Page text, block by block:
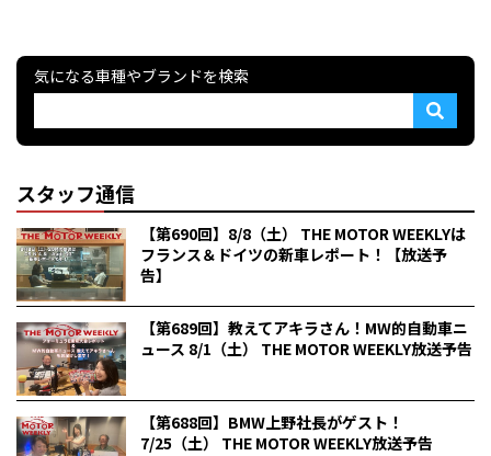
気になる車種やブランドを検索
スタッフ通信
【第690回】8/8（土） THE MOTOR WEEKLYは
フランス＆ドイツの新車レポート！【放送予
告】
【第689回】教えてアキラさん！MW的自動車ニ
ュース 8/1（土） THE MOTOR WEEKLY放送予告
【第688回】BMW上野社長がゲスト！
7/25（土） THE MOTOR WEEKLY放送予告